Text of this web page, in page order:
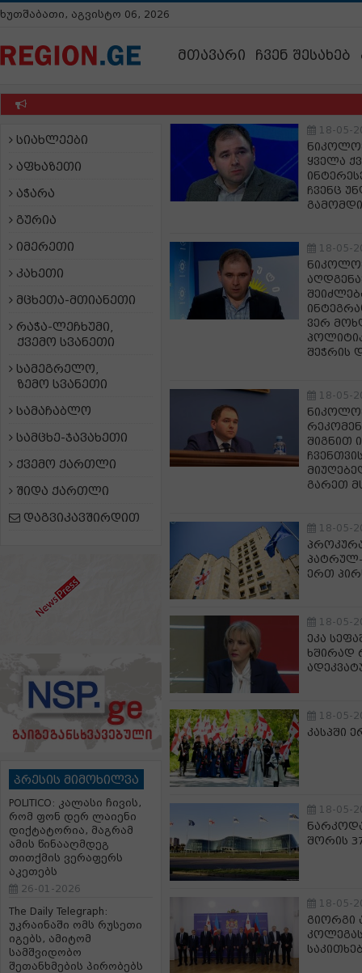
ხუთშაბათი, აგვისტო 06, 2026
მთავარი ჩვენ შესახებ
სიახლეები
აფხაზეთი
აჭარა
გურია
იმერეთი
კახეთი
მცხეთა-მთიანეთი
რაჭა-ლეჩხუმი,
ქვემო სვანეთი
სამეგრელო,
ზემო სვანეთი
სამაჩაბლო
სამცხე-ჯავახეთი
ქვემო ქართლი
შიდა ქართლი
დაგვიკავშირდით
პრესის მიმოხილვა
POLITICO: კალასი ჩივის,
რომ ფონ დერ ლაიენი
დიქტატორია, მაგრამ
ამის წინააღმდეგ
თითქმის ვერაფერს
აკეთებს
26-01-2026
The Daily Telegraph:
უკრაინაში ომს რუსეთი
იგებს, ამიტომ
სამშვიდობო
შეთანხმების პირობებს
18-05-
ყველა
ჩვენც
18-05-
ვერ
შეჭრის
18-05-
შიგნით
გარეთ
18-05-
პატრულ-
ერთ
18-05-
ეკა
ხშირად
18-05-
კასპში
18-05-
შორის
18-05-
გიორგი